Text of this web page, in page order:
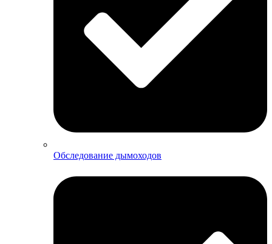
Обследование дымоходов